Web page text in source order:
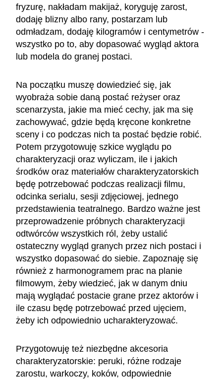
fryzurę, nakładam makijaż, koryguję zarost,
dodaję blizny albo rany, postarzam lub
odmładzam, dodaję kilogramów i centymetrów -
wszystko po to, aby dopasować wygląd aktora
lub modela do granej postaci.
Na początku muszę dowiedzieć się, jak
wyobraża sobie daną postać reżyser oraz
scenarzysta, jakie ma mieć cechy, jak ma się
zachowywać, gdzie będą kręcone konkretne
sceny i co podczas nich ta postać będzie robić.
Potem przygotowuję szkice wyglądu po
charakteryzacji oraz wyliczam, ile i jakich
środków oraz materiałów charakteryzatorskich
będę potrzebować podczas realizacji filmu,
odcinka serialu, sesji zdjęciowej, jednego
przedstawienia teatralnego. Bardzo ważne jest
przeprowadzenie próbnych charakteryzacji
odtwórców wszystkich ról, żeby ustalić
ostateczny wygląd granych przez nich postaci i
wszystko dopasować do siebie. Zapoznaję się
również z harmonogramem prac na planie
filmowym, żeby wiedzieć, jak w danym dniu
mają wyglądać postacie grane przez aktorów i
ile czasu będę potrzebować przed ujęciem,
żeby ich odpowiednio ucharakteryzować.
Przygotowuję też niezbędne akcesoria
charakteryzatorskie: peruki, różne rodzaje
zarostu, warkoczy, koków, odpowiednie